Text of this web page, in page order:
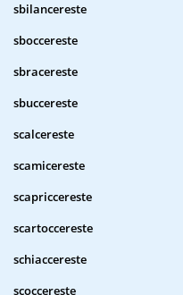
sbilancereste
sboccereste
sbracereste
sbuccereste
scalcereste
scamicereste
scapriccereste
scartoccereste
schiaccereste
scoccereste